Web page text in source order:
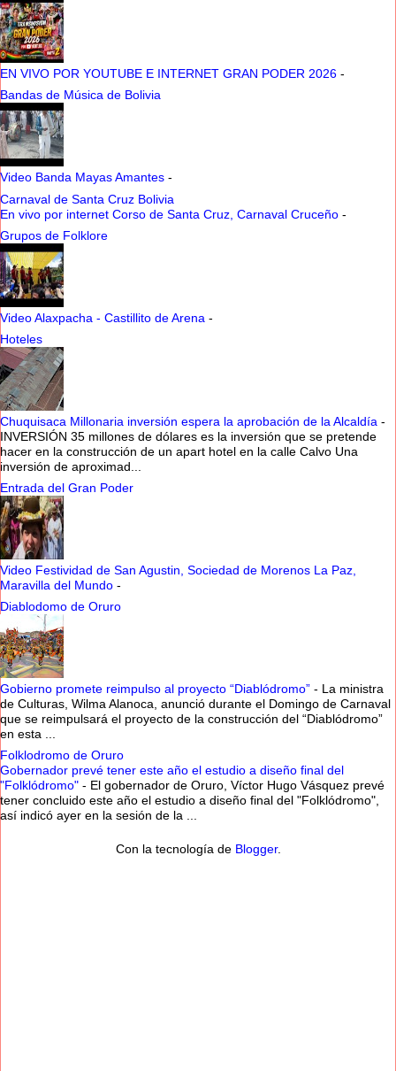
EN VIVO POR YOUTUBE E INTERNET GRAN PODER 2026 -
Bandas de Música de Bolivia
Video Banda Mayas Amantes -
Carnaval de Santa Cruz Bolivia
En vivo por internet Corso de Santa Cruz, Carnaval Cruceño -
Grupos de Folklore
Video Alaxpacha - Castillito de Arena -
Hoteles
Chuquisaca Millonaria inversión espera la aprobación de la Alcaldía -
INVERSIÓN 35 millones de dólares es la inversión que se pretende
hacer en la construcción de un apart hotel en la calle Calvo Una
inversión de aproximad...
Entrada del Gran Poder
Video Festividad de San Agustin, Sociedad de Morenos La Paz,
Maravilla del Mundo -
Diablodomo de Oruro
Gobierno promete reimpulso al proyecto “Diablódromo” - La ministra
de Culturas, Wilma Alanoca, anunció durante el Domingo de Carnaval
que se reimpulsará el proyecto de la construcción del “Diablódromo”
en esta ...
Folklodromo de Oruro
Gobernador prevé tener este año el estudio a diseño final del
"Folklódromo" - El gobernador de Oruro, Víctor Hugo Vásquez prevé
tener concluido este año el estudio a diseño final del "Folklódromo",
así indicó ayer en la sesión de la ...
Con la tecnología de Blogger.